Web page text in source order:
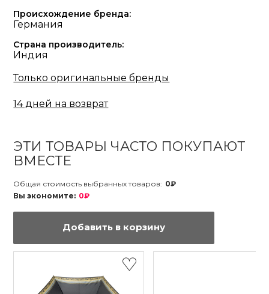
Происхождение бренда:
Германия
Страна производитель:
Индия
Только оригинальные бренды
14 дней на возврат
ЭТИ ТОВАРЫ ЧАСТО ПОКУПАЮТ
ВМЕСТЕ
Общая стоимость выбранных товаров: 0₽
Вы экономите: 0₽
Добавить в корзину